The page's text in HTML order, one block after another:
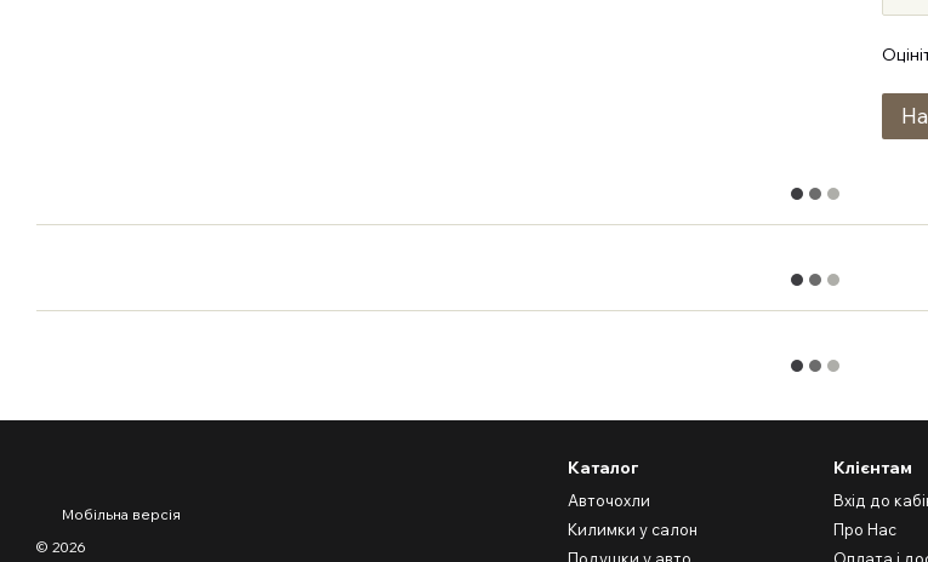
Мобільна версія
© 2026
Каталог
Авточохли
Килимки у салон
Клієнтам
Вхід до
Про Нас